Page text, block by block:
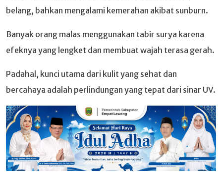
belang, bahkan mengalami kemerahan akibat sunburn.
Banyak orang malas menggunakan tabir surya karena
efeknya yang lengket dan membuat wajah terasa gerah.
Padahal, kunci utama dari kulit yang sehat dan
bercahaya adalah perlindungan yang tepat dari sinar UV.